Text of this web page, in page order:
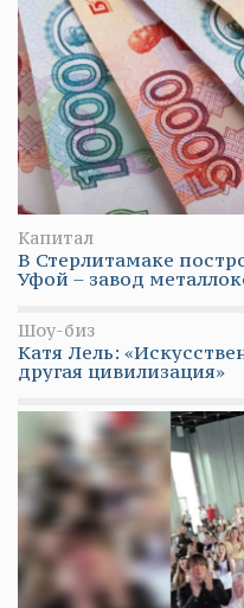
Капитал
В Стерлитамаке
Уфой – завод
Шоу-биз
Катя Лель:
другая цивилизация»